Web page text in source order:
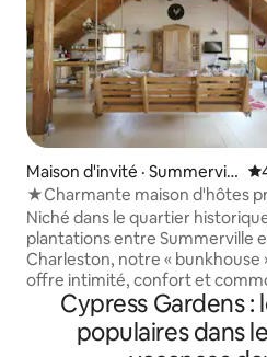
Maison d'invité · Summervill
e
★Charmante maison d'hôtes
plantations historiques★
Niché dans le quartier
plantations entre Summerville
Charleston, notre « bunkhouse
offre intimité, confort et
Cette retraite de plus de 850
carrés comprend une cuisine
et une salle de bain, 2 lits
Cypress Gardens
populaires dans